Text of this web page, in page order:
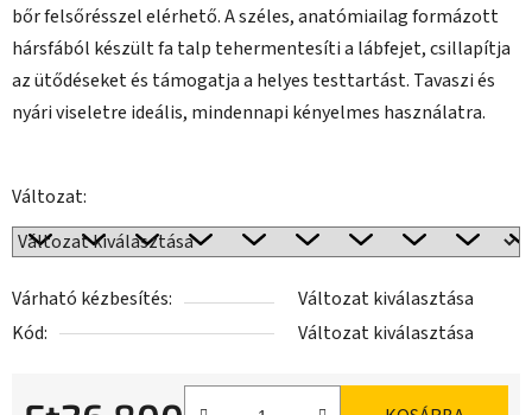
bőr felsőrésszel elérhető. A széles, anatómiailag formázott
hársfából készült fa talp tehermentesíti a lábfejet, csillapítja
az ütődéseket és támogatja a helyes testtartást. Tavaszi és
nyári viseletre ideális, mindennapi kényelmes használatra.
Változat:
Várható kézbesítés:
Változat kiválasztása
Kód:
Változat kiválasztása